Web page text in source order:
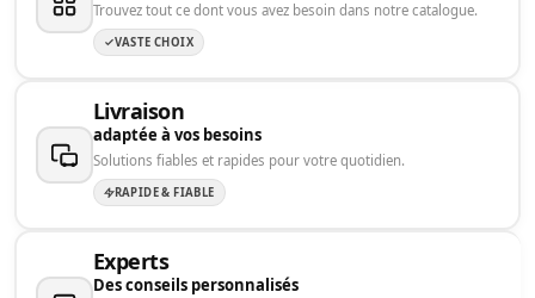
Trouvez tout ce dont vous avez besoin dans notre catalogue.
VASTE CHOIX
Livraison
adaptée à vos besoins
Solutions fiables et rapides pour votre quotidien.
RAPIDE & FIABLE
Experts
Des conseils personnalisés